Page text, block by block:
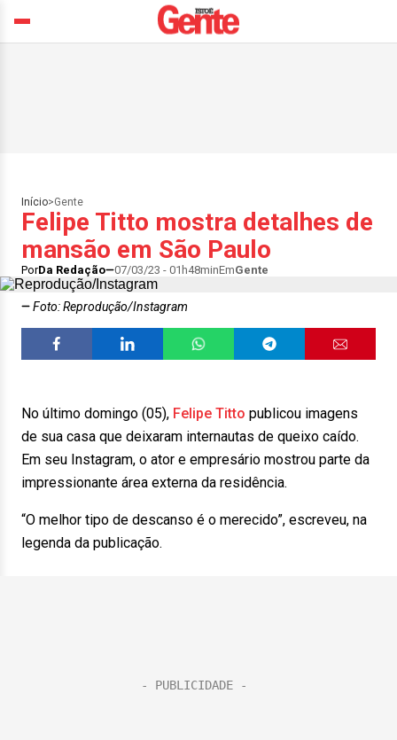
Início>Gente
Felipe Titto mostra detalhes de
mansão em São Paulo
PorDa Redação 07/03/23 - 01h48minEmGente
Foto: Reprodução/Instagram
No último domingo (05), Felipe Titto publicou imagens
de sua casa que deixaram internautas de queixo caído.
Em seu Instagram, o ator e empresário mostrou parte da
impressionante área externa da residência.
“O melhor tipo de descanso é o merecido”, escreveu, na
legenda da publicação.